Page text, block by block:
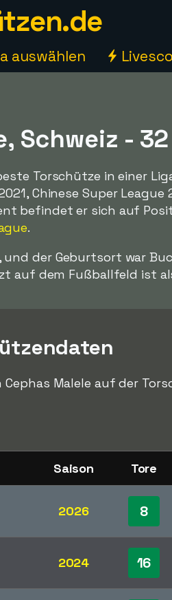
auswählen
Schweiz -
Torschütze in einer
Chinese Super League
befindet er sich auf
.
und der Geburtsort war
auf dem Fußballfeld ist
Malele auf der
Saison Tore
2026 8
2024 16